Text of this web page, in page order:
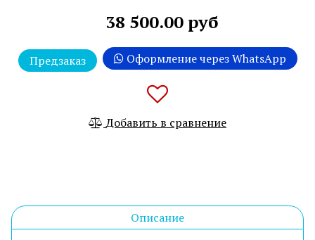
38 500.00 руб
Предзаказ Оформление через WhatsApp
Добавить в сравнение
Описание